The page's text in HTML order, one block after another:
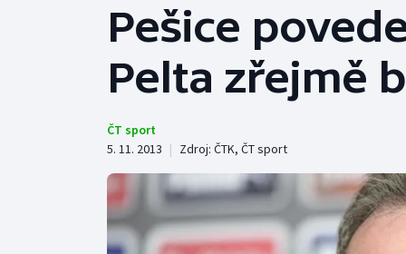
Hokej
Tenis
Cyklistika
Baseball a softbal
Basketbal
Boby a skeleton
Box
Pešice
Pelta zřejmě
ČT sport
5. 11. 2013 | Zdroj: ČTK, ČT sport